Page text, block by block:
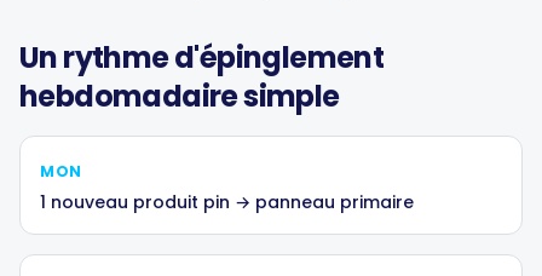
Un rythme d'épinglement
hebdomadaire simple
MON
1 nouveau produit pin → panneau primaire